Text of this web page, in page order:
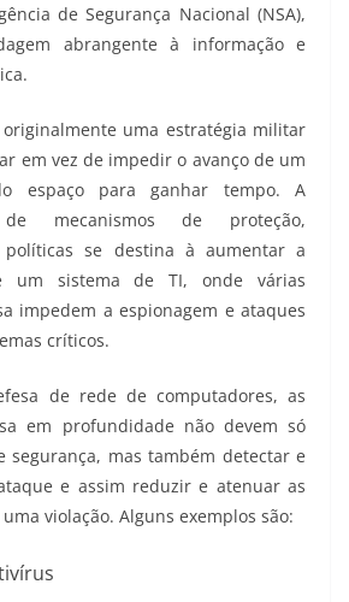
de Segurança Nacional (NSA),
abrangente à informação e
uma estratégia militar
em vez de impedir o avanço de um
espaço para ganhar tempo. A
de mecanismos de proteção,
políticas se destina à aumentar a
um sistema de TI, onde várias
impedem a espionagem e ataques
críticos.
de rede de computadores, as
em profundidade não devem só
segurança, mas também detectar e
e assim reduzir e atenuar as
violação. Alguns exemplos são: